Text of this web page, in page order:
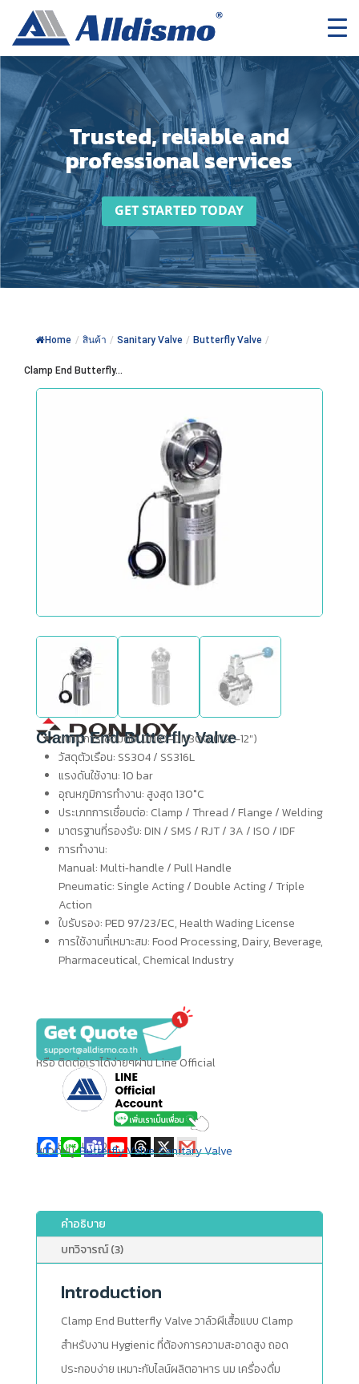
Trusted, reliable and
professional services
GET STARTED TODAY
Home / สินค้า / Sanitary Valve / Butterfly Valve /
Clamp End Butterfly...
Clamp End Butterfly Valve
ขนาดการเชื่อมต่อ: DN10–DN300 (1/2″–12″)
วัสดุตัวเรือน: SS304 / SS316L
แรงดันใช้งาน: 10 bar
อุณหภูมิการทำงาน: สูงสุด 130°C
ประเภทการเชื่อมต่อ: Clamp / Thread / Flange / Welding
มาตรฐานที่รองรับ: DIN / SMS / RJT / 3A / ISO / IDF
การทำงาน:
Manual: Multi‑handle / Pull Handle
Pneumatic: Single Acting / Double Acting / Triple
Action
ใบรับรอง: PED 97/23/EC, Health Wading License
การใช้งานที่เหมาะสม: Food Processing, Dairy, Beverage,
Pharmaceutical, Chemical Industry
หรือ ติดต่อเราได้ง่ายๆผ่าน Line Official
แชร์ให้เพื่อนของคุณ
หมวดหมู่:Butterfly Valve,Sanitary Valve
คำอธิบาย
บทวิจารณ์ (3)
Introduction
Clamp End Butterfly Valve วาล์วผีเสื้อแบบ Clamp
สำหรับงาน Hygienic ที่ต้องการความสะอาดสูง ถอด
ประกอบง่าย เหมาะกับไลน์ผลิตอาหาร นม เครื่องดื่ม